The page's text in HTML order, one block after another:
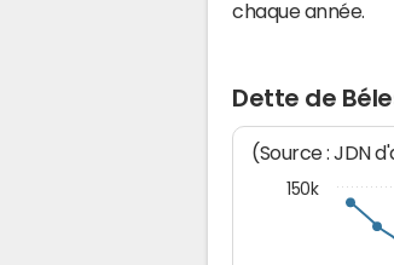
chaque année.
Dette de
(Source : JDN
150k